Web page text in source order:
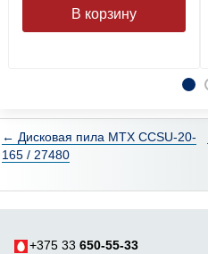
← Дисковая пила MTX CCSU-20-
165 / 27480
+375 33 650-55-33